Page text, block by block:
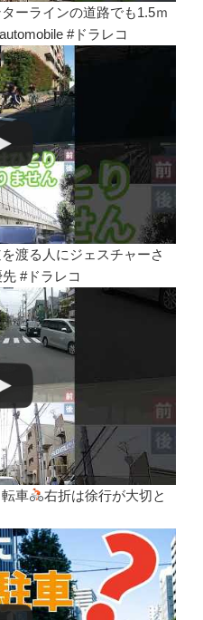
ーラインの道路でも1.5ｍ
#ドラレコ
渡る人にジェスチャーさ
#ドラレコ
車
右折は徐行が大切と